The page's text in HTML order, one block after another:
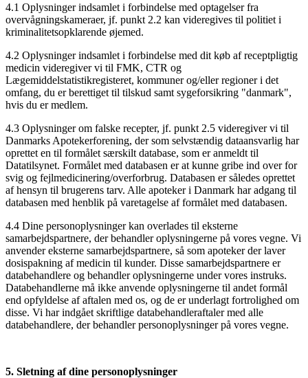
4.1 Oplysninger indsamlet i forbindelse med optagelser fra
overvågningskameraer, jf. punkt 2.2 kan videregives til politiet i
kriminalitetsopklarende øjemed.
4.2 Oplysninger indsamlet i forbindelse med dit køb af receptpligtig
medicin videregiver vi til FMK, CTR og
Lægemiddelstatistikregisteret, kommuner og/eller regioner i det
omfang, du er berettiget til tilskud samt sygeforsikring "danmark",
hvis du er medlem.
4.3 Oplysninger om falske recepter, jf. punkt 2.5 videregiver vi til
Danmarks Apotekerforening, der som selvstændig dataansvarlig har
oprettet en til formålet særskilt database, som er anmeldt til
Datatilsynet. Formålet med databasen er at kunne gribe ind over for
svig og fejlmedicinering/overforbrug. Databasen er således oprettet
af hensyn til brugerens tarv. Alle apoteker i Danmark har adgang til
databasen med henblik på varetagelse af formålet med databasen.
4.4 Dine personoplysninger kan overlades til eksterne
samarbejdspartnere, der behandler oplysningerne på vores vegne. Vi
anvender eksterne samarbejdspartnere, så som apoteker der laver
dosispakning af medicin til kunder. Disse samarbejdspartnere er
databehandlere og behandler oplysningerne under vores instruks.
Databehandlerne må ikke anvende oplysningerne til andet formål
end opfyldelse af aftalen med os, og de er underlagt fortrolighed om
disse. Vi har indgået skriftlige databehandleraftaler med alle
databehandlere, der behandler personoplysninger på vores vegne.
5. Sletning af dine personoplysninger